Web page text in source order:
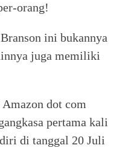
orang!
ini bukannya
juga memiliki
dot com
pertama kali
di tanggal 20 Juli